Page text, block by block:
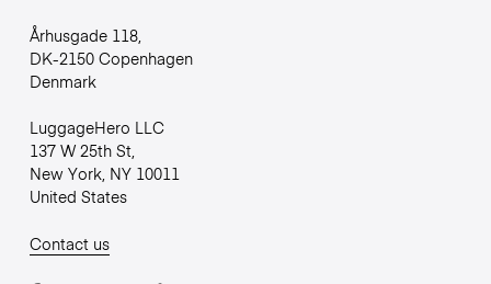
Århusgade 118,
DK-2150 Copenhagen
Denmark
LuggageHero LLC
137 W 25th St,
New York, NY 10011
United States
Contact us